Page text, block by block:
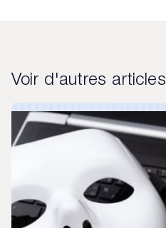
Voir d'autres articles